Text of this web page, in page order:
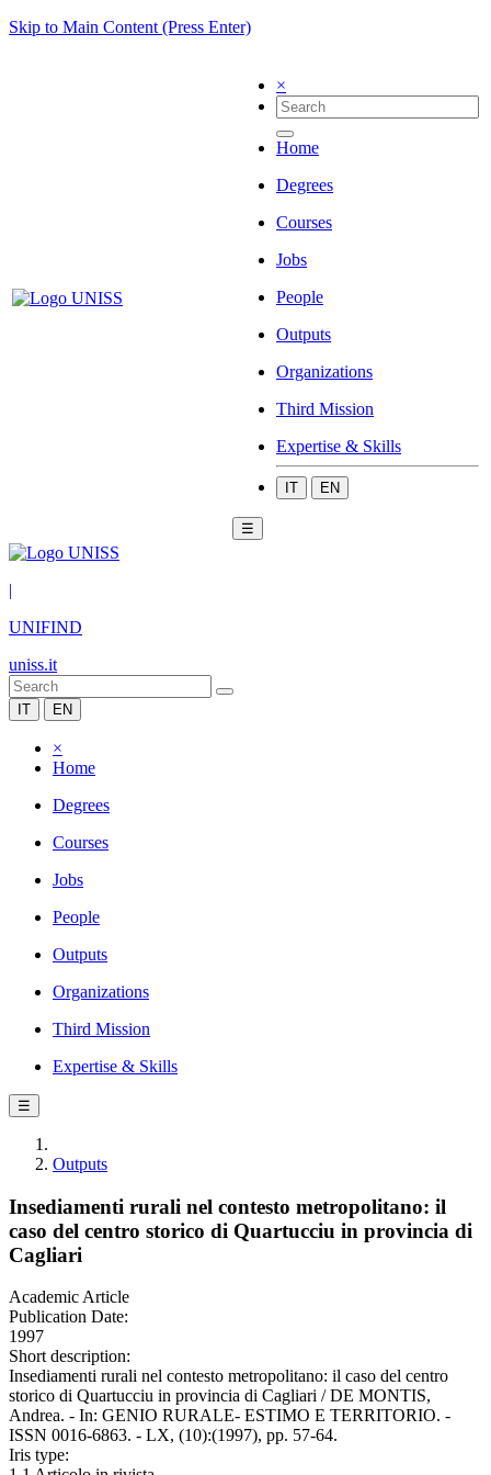
Skip to Main Content (Press Enter)
×
Home
Degrees
Courses
Jobs
People
Outputs
Organizations
Third Mission
Expertise & Skills
IT EN
☰
|
UNIFIND
uniss.it
IT EN
×
Home
Degrees
Courses
Jobs
People
Outputs
Organizations
Third Mission
Expertise & Skills
☰
Outputs
Insediamenti rurali nel contesto metropolitano: il
caso del centro storico di Quartucciu in provincia di
Cagliari
Academic Article
Publication Date:
1997
Short description:
Insediamenti rurali nel contesto metropolitano: il caso del centro
storico di Quartucciu in provincia di Cagliari / DE MONTIS,
Andrea. - In: GENIO RURALE- ESTIMO E TERRITORIO. -
ISSN 0016-6863. - LX, (10):(1997), pp. 57-64.
Iris type: